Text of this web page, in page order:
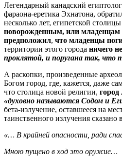
Легендарный канадский
фараона-еретика Эхнатона,
несколько лет, египетской
новорожденным, или младенцам
предположил, что младенцы
территории этого города ничего
проклятой, и поругана так, что
А раскопки, произведенные
Богом город, где, кажется, даже
что столица новой религии, город
«духовно называются Содом и
бета-излучение, оставшееся на
таинственного излучения
«… В крайней опасности, ради
Мною пущено в ход это оружие…